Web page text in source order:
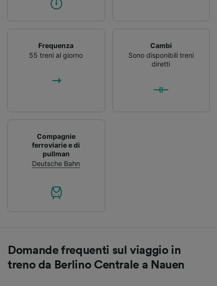
Frequenza
55 treni al giorno
Cambi
Sono disponibili treni
diretti
Compagnie
ferroviarie e di
pullman
Deutsche Bahn
Domande frequenti sul viaggio in
treno da Berlino Centrale a Nauen